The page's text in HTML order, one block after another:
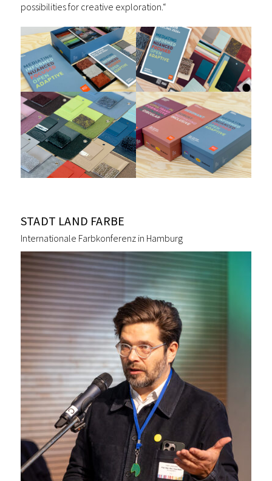
possibilities for creative exploration.“
STADT LAND FARBE
Internationale Farbkonferenz in Hamburg